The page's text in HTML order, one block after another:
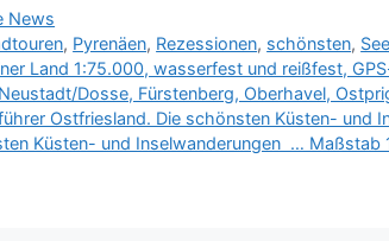
News
, Pyrenäen, Rezessionen, schönsten,
Land 1:75.000, wasserfest und reißfest,
Dosse, Fürstenberg, Oberhavel,
Ostfriesland. Die schönsten Küsten- und
Küsten- und Inselwanderungen  …